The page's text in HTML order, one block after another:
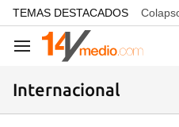
common.go-to-content
TEMAS DESTACADOS
Navegación
Internacional